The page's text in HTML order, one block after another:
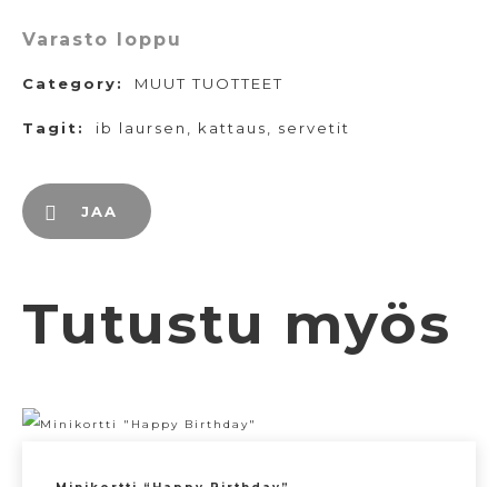
Varasto loppu
Category: MUUT TUOTTEET
Tagit: ib laursen kattaus servetit
JAA
Tutustu myös